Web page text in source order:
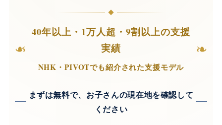
❧
40年以上・1万人超・9割以上の支援
実績
NHK・PIVOTでも紹介された支援モデル
❧
まずは無料で、お子さんの現在地を確認して
ください